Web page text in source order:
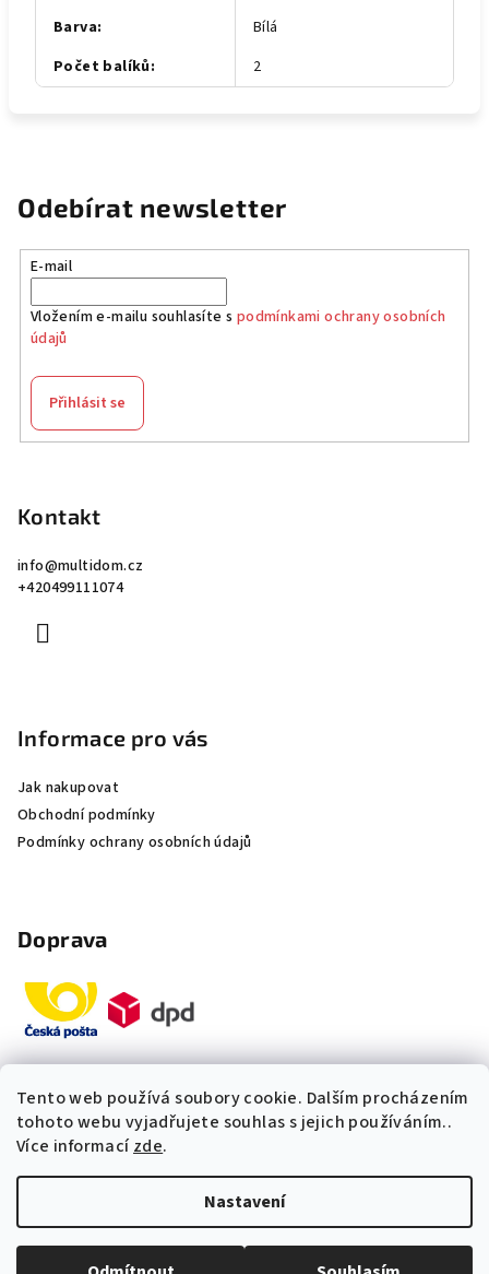
Tento web používá soubory cookie. Dalším procházením
tohoto webu vyjadřujete souhlas s jejich používáním..
Více informacízde.
Nastavení
Barva:
Bílá
Počet balíků: 2
Odebírat newsletter
E-mail
Vložením e-mailu souhlasíte s podmínkami ochrany osobních
údajů
Přihlásit se
Kontakt
info@multidom.cz
+420499111074
Informace pro vás
Jak nakupovat
Obchodní podmínky
Podmínky ochrany osobních údajů
Doprava
Platby
Upravit nastavení cookies
„Odpovídáme okamžitě. S čím
vám můžeme pomoci?“